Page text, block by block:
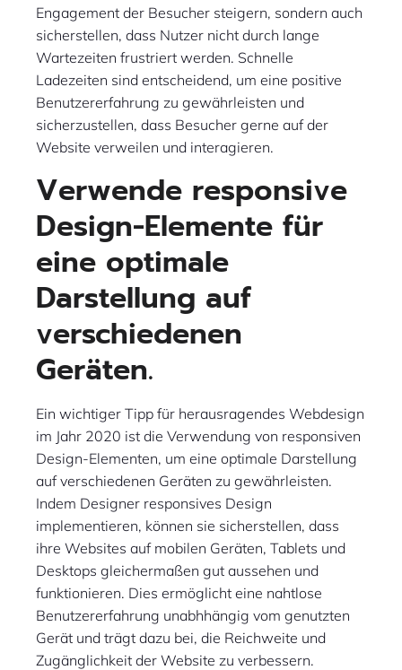
Engagement der Besucher steigern, sondern auch
sicherstellen, dass Nutzer nicht durch lange
Wartezeiten frustriert werden. Schnelle
Ladezeiten sind entscheidend, um eine positive
Benutzererfahrung zu gewährleisten und
sicherzustellen, dass Besucher gerne auf der
Website verweilen und interagieren.
Verwende responsive
Design-Elemente für
eine optimale
Darstellung auf
verschiedenen
Geräten.
Ein wichtiger Tipp für herausragendes Webdesign
im Jahr 2020 ist die Verwendung von responsiven
Design-Elementen, um eine optimale Darstellung
auf verschiedenen Geräten zu gewährleisten.
Indem Designer responsives Design
implementieren, können sie sicherstellen, dass
ihre Websites auf mobilen Geräten, Tablets und
Desktops gleichermaßen gut aussehen und
funktionieren. Dies ermöglicht eine nahtlose
Benutzererfahrung unabhhängig vom genutzten
Gerät und trägt dazu bei, die Reichweite und
Zugänglichkeit der Website zu verbessern.